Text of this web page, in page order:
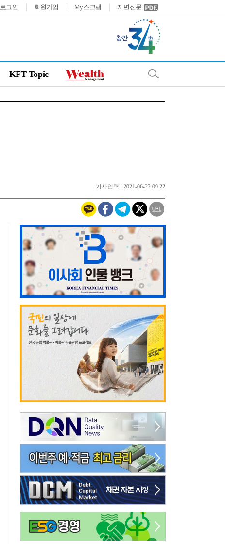
로그인 회원가입 My스크랩 지면신문
KFT Topic
기사입력 : 2021-06-22 09:22